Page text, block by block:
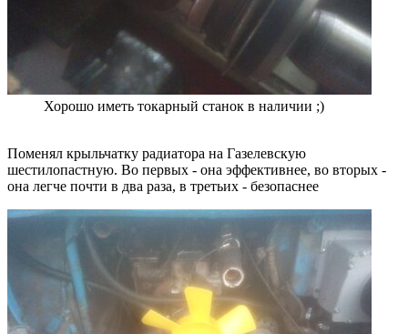
Хорошо иметь токарный станок в наличии ;)
Поменял крыльчатку радиатора на Газелевскую
шестилопастную. Во первых - она эффективнее, во вторых -
она легче почти в два раза, в третьих - безопаснее